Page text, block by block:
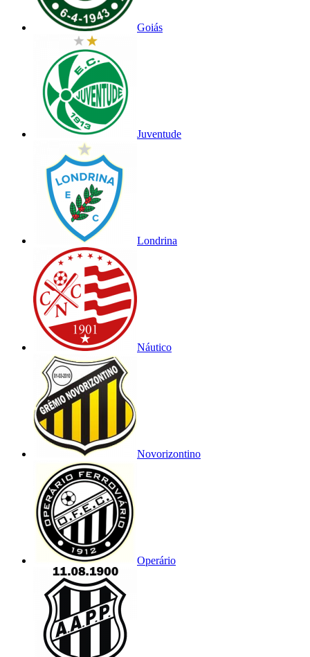
Goiás
Juventude
Londrina
Náutico
Novorizontino
Operário